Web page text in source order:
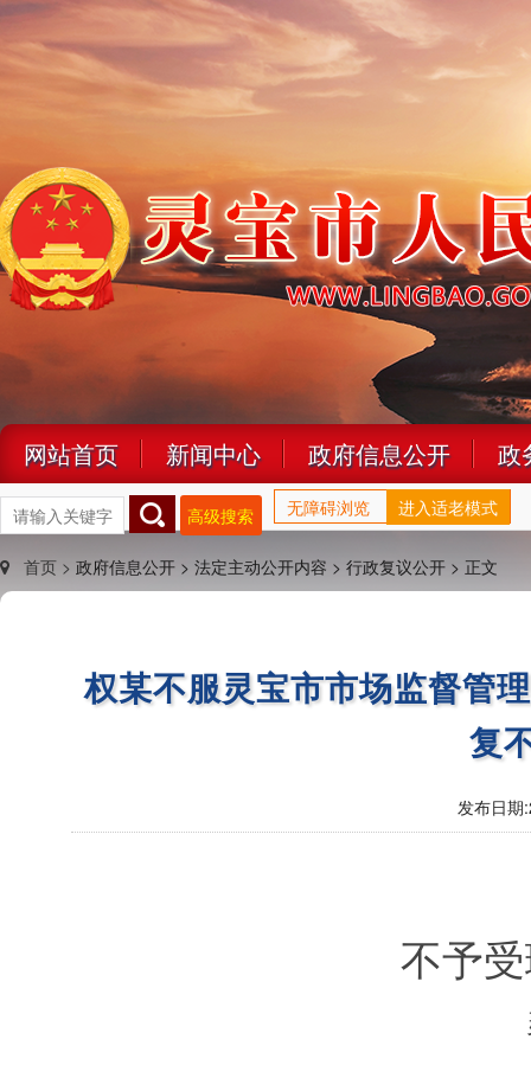
网站首页 新闻中心 政府信息公开 政
高级搜索 无障碍浏览 进入适老模式
首页 > 政府信息公开 > 法定主动公开内容 > 行政复议公开 > 正文
权某不服灵宝市市场监督管
复
发布日期:
不予